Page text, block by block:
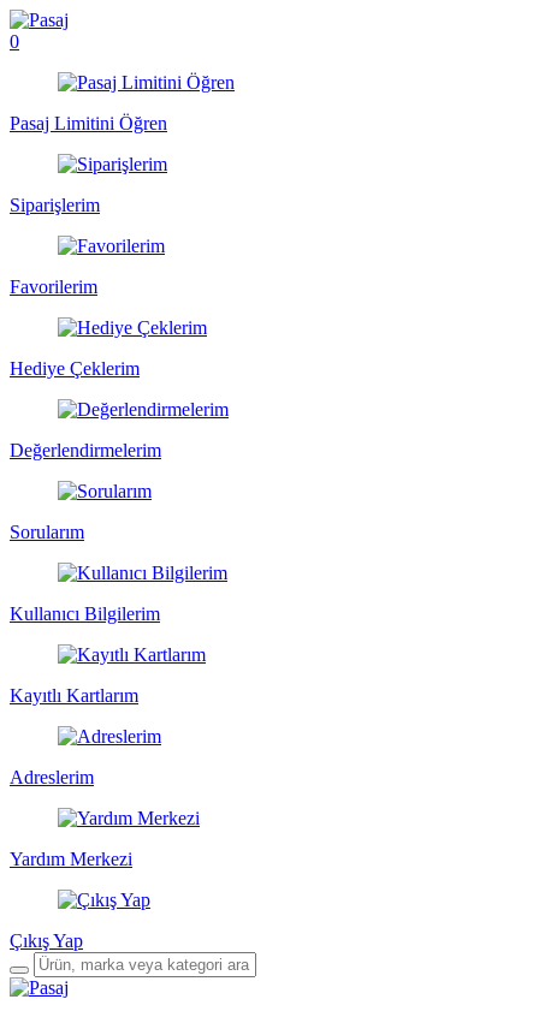
0
Pasaj Limitini Öğren
Siparişlerim
Favorilerim
Hediye Çeklerim
Değerlendirmelerim
Sorularım
Kullanıcı Bilgilerim
Kayıtlı Kartlarım
Adreslerim
Yardım Merkezi
Çıkış Yap